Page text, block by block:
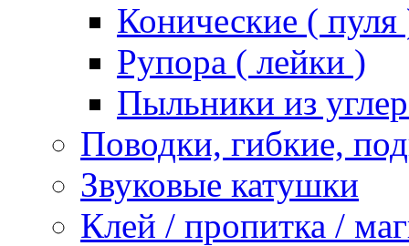
Конические ( пуля
Рупора ( лейки )
Пыльники из
Поводки, гибкие,
Звуковые катушки
Клей / пропитка /